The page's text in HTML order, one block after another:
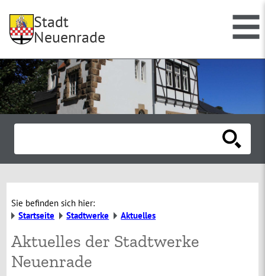
Stadt
Neuenrade
Sie befinden sich hier:
Startseite
Stadtwerke Aktuelles
Aktuelles der Stadtwerke
Neuenrade